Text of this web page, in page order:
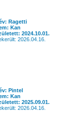
Ragetti
Kan
2024.10.01.
2026.04.16.
Pintel
Kan
2025.09.01.
2026.04.16.